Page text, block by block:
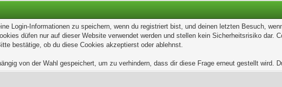
Login-Informationen zu speichern, wenn du registriert bist, und deinen letzten Besuch,
düfen nur auf dieser Website verwendet werden und stellen kein Sicherheitsrisiko
bestätige, ob du diese Cookies akzeptierst oder ablehnst.
von der Wahl gespeichert, um zu verhindern, dass dir diese Frage erneut gestellt wird.